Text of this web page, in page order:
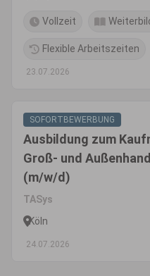
ä.) (m/w/d) -
Vollzeit
Flexible Arbeitszeiten
23.07.2026
SOFORTBEWERBUNG
Ausbildung zum
Groß- und
(m/w/d)
TASys
Köln
24.07.2026